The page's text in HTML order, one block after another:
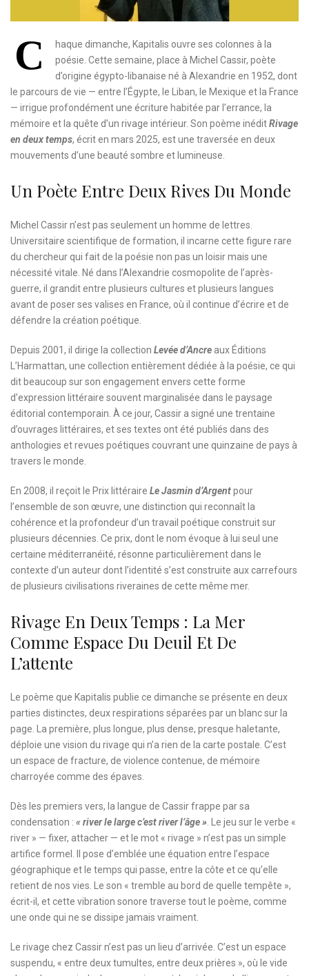
C
haque dimanche, Kapitalis ouvre ses colonnes à la
poésie. Cette semaine, place à Michel Cassir, poète
d’origine égypto-libanaise né à Alexandrie en 1952, dont
le parcours de vie — entre l’Égypte, le Liban, le Mexique et la France
— irrigue profondément une écriture habitée par l’errance, la
mémoire et la quête d’un rivage intérieur. Son poème inéditRivage
en deux temps, écrit en mars 2025, est une traversée en deux
mouvements d’une beauté sombre et lumineuse.
Un Poète Entre Deux Rives Du Monde
Michel Cassir n’est pas seulement un homme de lettres.
Universitaire scientifique de formation, il incarne cette figure rare
du chercheur qui fait de la poésie non pas un loisir mais une
nécessité vitale. Né dans l’Alexandrie cosmopolite de l’après-
guerre, il grandit entre plusieurs cultures et plusieurs langues
avant de poser ses valises en France, où il continue d’écrire et de
défendre la création poétique.
Depuis 2001, il dirige la collection Levée d’Ancre aux Éditions
L’Harmattan, une collection entièrement dédiée à la poésie, ce qui
dit beaucoup sur son engagement envers cette forme
d’expression littéraire souvent marginalisée dans le paysage
éditorial contemporain. À ce jour, Cassir a signé une trentaine
d’ouvrages littéraires, et ses textes ont été publiés dans des
anthologies et revues poétiques couvrant une quinzaine de pays à
travers le monde.
En 2008, il reçoit le Prix littéraire Le Jasmin d’Argentpour
l’ensemble de son œuvre, une distinction qui reconnaît la
cohérence et la profondeur d’un travail poétique construit sur
plusieurs décennies. Ce prix, dont le nom évoque à lui seul une
certaine méditerranéité, résonne particulièrement dans le
contexte d’un auteur dont l’identité s’est construite aux carrefours
de plusieurs civilisations riveraines de cette même mer.
Rivage En Deux Temps : La Mer
Comme Espace Du Deuil Et De
L’attente
Le poème que Kapitalis publie ce dimanche se présente en deux
parties distinctes, deux respirations séparées par un blanc sur la
page. La première, plus longue, plus dense, presque haletante,
déploie une vision du rivage qui n’a rien de la carte postale. C’est
un espace de fracture, de violence contenue, de mémoire
charroyée comme des épaves.
Dès les premiers vers, la langue de Cassir frappe par sa
condensation : « river le large c’est river l’âge » . Le jeu sur le verbe «
river » — fixer, attacher — et le mot « rivage » n’est pas un simple
artifice formel. Il pose d’emblée une équation entre l’espace
géographique et le temps qui passe, entre la côte et ce qu’elle
retient de nos vies. Le son « tremble au bord de quelle tempête »,
écrit-il, et cette vibration sonore traverse tout le poème, comme
une onde qui ne se dissipe jamais vraiment.
Le rivage chez Cassir n’est pas un lieu d’arrivée. C’est un espace
suspendu, « entre deux tumultes, entre deux prières », où le vide